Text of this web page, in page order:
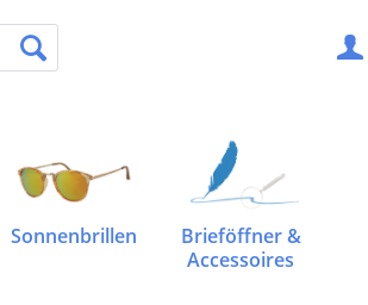
Sonnenbrillen
Brieföffner &
Accessoires